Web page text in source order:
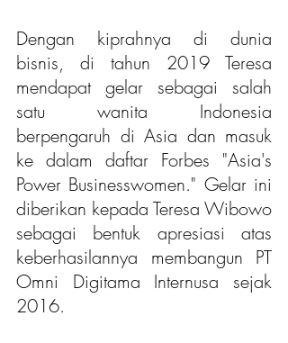
Dengan kiprahnya di dunia
bisnis, di tahun 2019 Teresa
mendapat gelar sebagai salah
satu wanita Indonesia
berpengaruh di Asia dan masuk
ke dalam daftar Forbes "Asia's
Power Businesswomen." Gelar ini
diberikan kepada Teresa Wibowo
sebagai bentuk apresiasi atas
keberhasilannya membangun PT
Omni Digitama Internusa sejak
2016.